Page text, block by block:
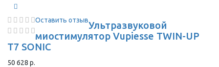
Оставить отзывУльтразвуковой
миостимулятор Vupiesse TWIN-UP
T7 SONIC
50 628 р.